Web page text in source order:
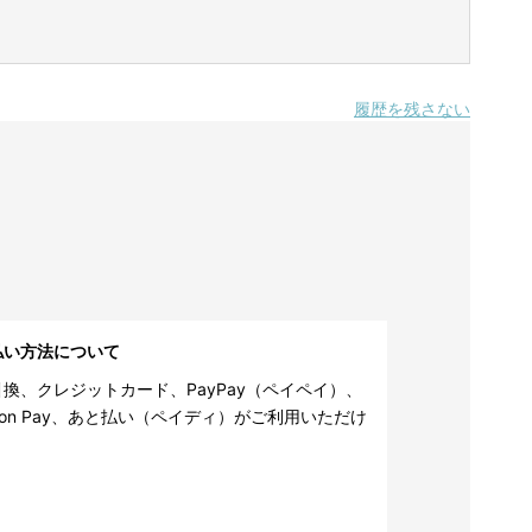
履歴を残さない
方法について
、クレジットカード、PayPay（ペイペイ）、
Pay、あと払い（ペイディ）がご利用いただけ